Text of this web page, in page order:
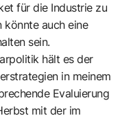
für die Industrie zu
könnte auch eine
sein.
hält es der
in meinem
Evaluierung
mit der im